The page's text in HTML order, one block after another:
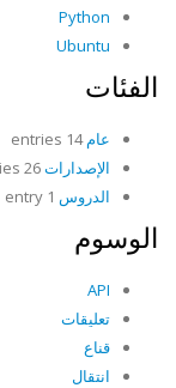
Python
Ubuntu
الفئات
عام14 entries
الإصدارات
الدروس
الوسوم
API
تعليقات
قناع
انتقال